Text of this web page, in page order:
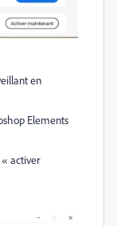
en
Elements
activer